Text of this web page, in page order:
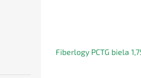
Fiberlogy PCTG biela